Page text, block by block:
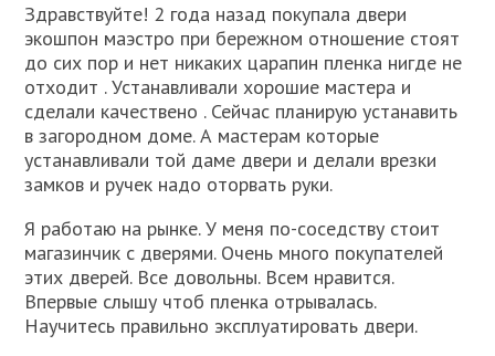
Здравствуйте! 2 года назад покупала двери
экошпон маэстро при бережном отношение стоят
до сих пор и нет никаких царапин пленка нигде не
отходит . Устанавливали хорошие мастера и
сделали качествено . Сейчас планирую устанавить
в загородном доме. А мастерам которые
устанавливали той даме двери и делали врезки
замков и ручек надо оторвать руки.
Я работаю на рынке. У меня по-соседству стоит
магазинчик с дверями. Очень много покупателей
этих дверей. Все довольны. Всем нравится.
Впервые слышу чтоб пленка отрывалась.
Научитесь правильно эксплуатировать двери.